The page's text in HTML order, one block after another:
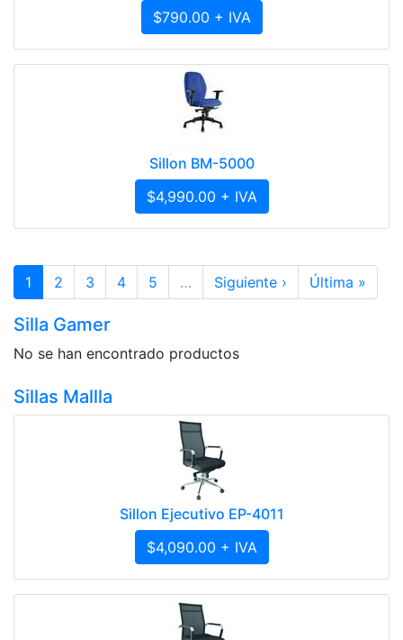
$790.00 + IVA
Sillon BM-5000
$4,990.00 + IVA
1 2 3 4 5 … Siguiente › Última »
Silla Gamer
No se han encontrado productos
Sillas Mallla
Sillon Ejecutivo EP-4011
$4,090.00 + IVA